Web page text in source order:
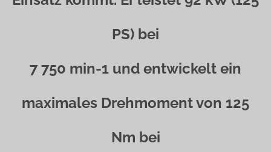
PS) bei
7 750 min-1 und entwickelt ein
maximales Drehmoment von 125
Nm bei